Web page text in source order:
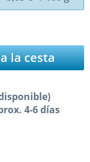
la cesta
4-6 días